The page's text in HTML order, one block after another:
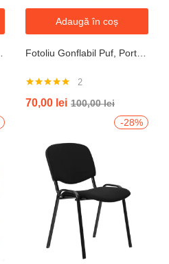
Adaugă în coș
5.00din 5
2
70,00 lei 100,00lei
-28%